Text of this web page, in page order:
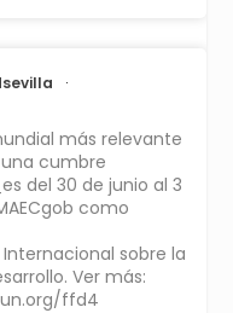
·
más relevante
cumbre
del 30 de junio al 3
como
sobre la
Ver más:
ffd4